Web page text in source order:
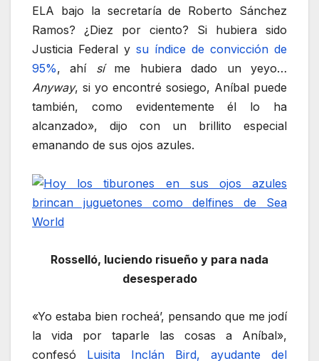
ELA bajo la secretaría de Roberto Sánchez
Ramos? ¿Diez por ciento? Si hubiera sido
Justicia Federal y su índice de convicción de
95%, ahí síme hubiera dado un yeyo…
Anyway, si yo encontré sosiego, Aníbal puede
también, como evidentemente él lo ha
alcanzado», dijo con un brillito especial
emanando de sus ojos azules.
Rosselló, luciendo risueño y para nada
desesperado
«Yo estaba bien rocheá’, pensando que me jodí
la vida por taparle las cosas a Aníbal»,
confesó Luisita Inclán Bird, ayudante del